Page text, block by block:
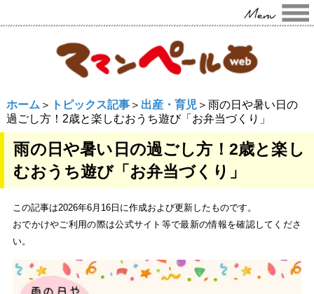
ホーム ＞ トピックス記事＞ 出産・育児＞雨の日や暑い日の
過ごし方！2歳と楽しむおうち遊び「お弁当づくり」
雨の日や暑い日の過ごし方！2歳と楽し
むおうち遊び「お弁当づくり」
この記事は2026年6月16日に作成および更新したものです。
おでかけやご利用の際は公式サイト等で最新の情報を確認してくださ
い。